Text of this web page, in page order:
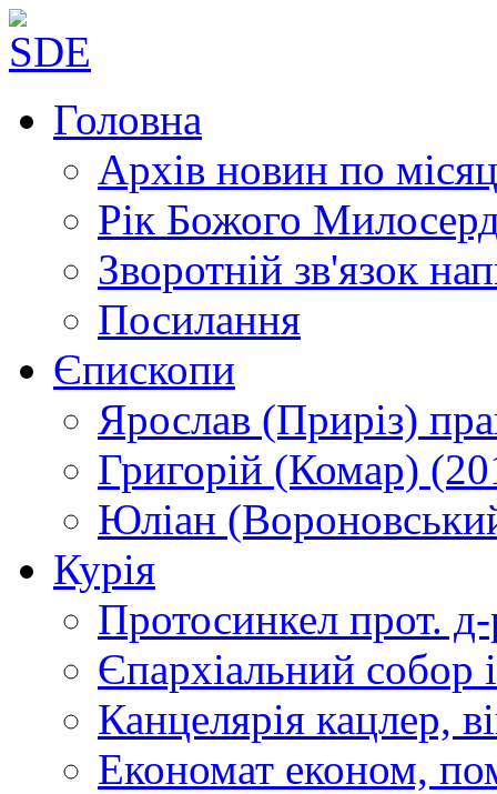
Головна
Архів новин по
Рік Божого
Зворотній зв'язок
Посилання
Єпископи
Ярослав (Приріз)
Григорій (Комар)
Юліан
Курія
Протосинкел прот.
Єпархіальний собор
Канцелярія кацлер,
Економат економ,